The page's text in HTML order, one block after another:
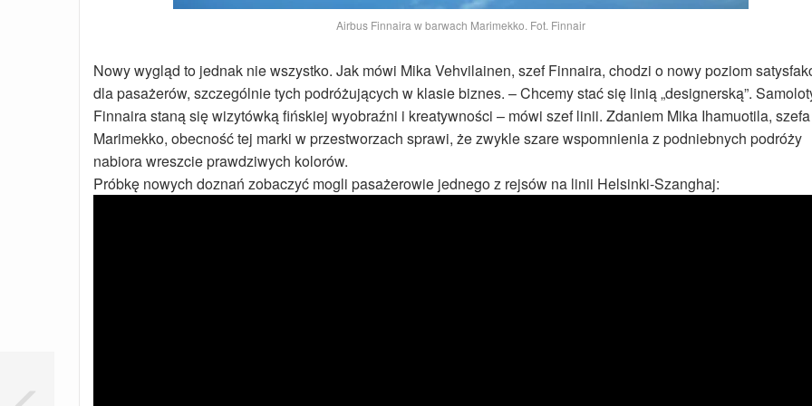
Airbus Finnaira w barwach Marimekko. Fot. Finnair
Nowy wygląd to jednak nie wszystko. Jak mówi Mika Vehvilainen, szef Finnaira, chodzi o nowy poziom
dla pasażerów, szczególnie tych podróżujących w klasie biznes. – Chcemy stać się linią „designerską”.
Finnaira staną się wizytówką fińskiej wyobraźni i kreatywności – mówi szef linii. Zdaniem Mika Ihamuotila, szefa
Marimekko, obecność tej marki w przestworzach sprawi, że zwykle szare wspomnienia z podniebnych podróży
nabiora wreszcie prawdziwych kolorów.
Próbkę nowych doznań zobaczyć mogli pasażerowie jednego z rejsów na linii Helsinki-Szanghaj: